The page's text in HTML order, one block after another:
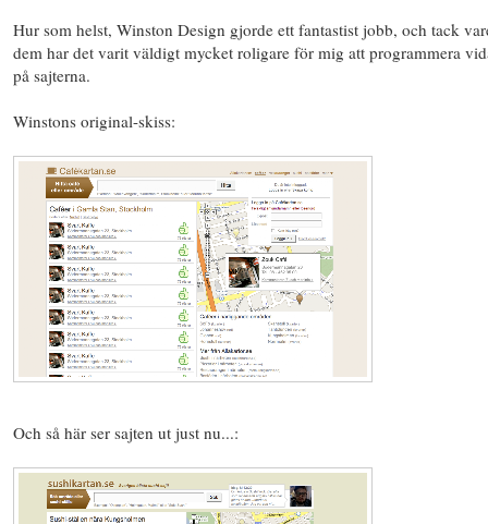
Hur som helst, Winston Design gjorde ett fantastist jobb, och tack
dem har det varit väldigt mycket roligare för mig att programmera
på sajterna.
Winstons original-skiss:
Och så här ser sajten ut just nu...: